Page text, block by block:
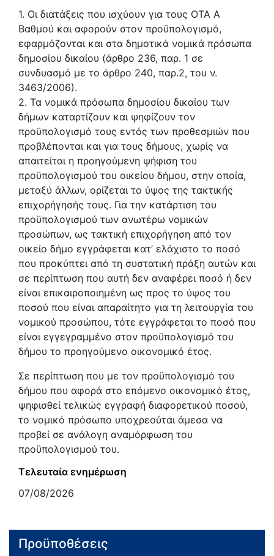
1. Οι διατάξεις που ισχύουν για τους ΟΤΑ Α
Βαθμού και αφορούν στον προϋπολογισμό,
εφαρμόζονται και στα δημοτικά νομικά πρόσωπα
δημοσίου δικαίου (άρθρο 236, παρ. 1 σε
συνδυασμό με το άρθρο 240, παρ.2, του ν.
3463/2006).
2. Τα νομικά πρόσωπα δημοσίου δικαίου των
δήμων καταρτίζουν και ψηφίζουν τον
προϋπολογισμό τους εντός των προθεσμιών που
προβλέπονται και για τους δήμους, χωρίς να
απαιτείται η προηγούμενη ψήφιση του
προϋπολογισμού του οικείου δήμου, στην οποία,
μεταξύ άλλων, ορίζεται το ύψος της τακτικής
επιχορήγησής τους. Για την κατάρτιση του
προϋπολογισμού των ανωτέρω νομικών
προσώπων, ως τακτική επιχορήγηση από τον
οικείο δήμο εγγράφεται κατ’ ελάχιστο το ποσό
που προκύπτει από τη συστατική πράξη αυτών και
σε περίπτωση που αυτή δεν αναφέρει ποσό ή δεν
είναι επικαιροποιημένη ως προς το ύψος του
ποσού που είναι απαραίτητο για τη λειτουργία του
νομικού προσώπου, τότε εγγράφεται το ποσό που
είναι εγγεγραμμένο στον προϋπολογισμό του
δήμου το προηγούμενο οικονομικό έτος.
Σε περίπτωση που με τον προϋπολογισμό του
δήμου που αφορά στο επόμενο οικονομικό έτος,
ψηφισθεί τελικώς εγγραφή διαφορετικού ποσού,
το νομικό πρόσωπο υποχρεούται άμεσα να
προβεί σε ανάλογη αναμόρφωση του
προϋπολογισμού του.
Τελευταία ενημέρωση
07/08/2026
Προϋποθέσεις